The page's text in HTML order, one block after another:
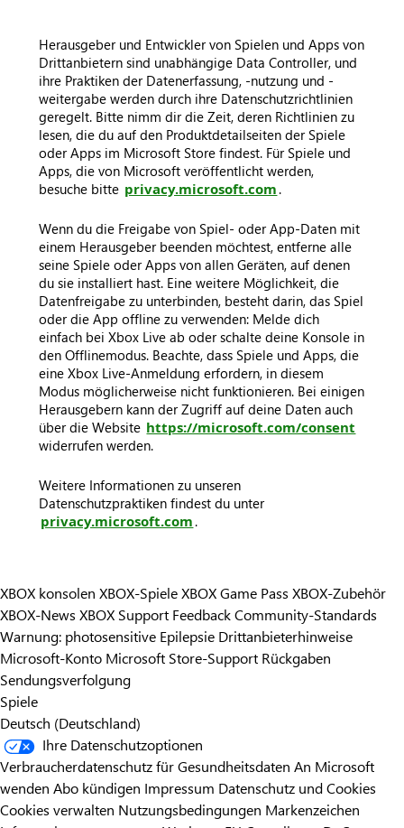
Herausgeber und Entwickler von Spielen und Apps von
Drittanbietern sind unabhängige Data Controller, und
ihre Praktiken der Datenerfassung, -nutzung und -
weitergabe werden durch ihre Datenschutzrichtlinien
geregelt. Bitte nimm dir die Zeit, deren Richtlinien zu
lesen, die du auf den Produktdetailseiten der Spiele
oder Apps im Microsoft Store findest. Für Spiele und
Apps, die von Microsoft veröffentlicht werden,
besuche bitte privacy.microsoft.com .
Wenn du die Freigabe von Spiel- oder App-Daten mit
einem Herausgeber beenden möchtest, entferne alle
seine Spiele oder Apps von allen Geräten, auf denen
du sie installiert hast. Eine weitere Möglichkeit, die
Datenfreigabe zu unterbinden, besteht darin, das Spiel
oder die App offline zu verwenden: Melde dich
einfach bei Xbox Live ab oder schalte deine Konsole in
den Offlinemodus. Beachte, dass Spiele und Apps, die
eine Xbox Live-Anmeldung erfordern, in diesem
Modus möglicherweise nicht funktionieren. Bei einigen
Herausgebern kann der Zugriff auf deine Daten auch
über die Website https://microsoft.com/consent
widerrufen werden.
Weitere Informationen zu unseren
Datenschutzpraktiken findest du unter
privacy.microsoft.com .
XBOX konsolen XBOX-SpieleXBOX Game Pass XBOX-Zubehör
XBOX-News XBOX Support FeedbackCommunity-Standards
Warnung: photosensitive Epilepsie Drittanbieterhinweise
Microsoft-Konto Microsoft Store-Support Rückgaben
Sendungsverfolgung
Spiele
Deutsch (Deutschland)
Ihre Datenschutzoptionen
Verbraucherdatenschutz für Gesundheitsdaten An Microsoft
wenden Abo kündigen Impressum Datenschutz und Cookies
Cookies verwalten Nutzungsbedingungen Markenzeichen